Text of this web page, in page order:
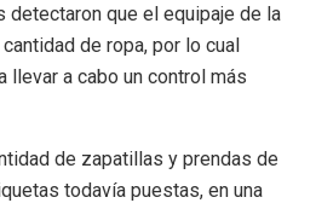
detectaron que el equipaje de la
de ropa, por lo cual
llevar a cabo un control más
de zapatillas y prendas de
todavía puestas, en una